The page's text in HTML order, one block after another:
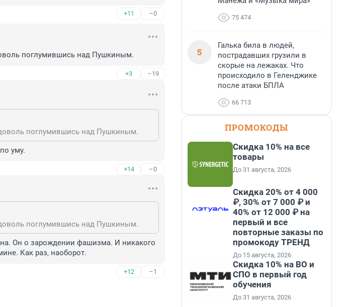
+11 –0
поглумившись над Пушкиным.
+3 –19
поглумившись над Пушкиным.
уму.
+14 –0
поглумившись над Пушкиным.
Он о зарождении фашизма. И никакого
Как раз, наоборот.
+12 –1
75 474
5
Галька била в людей,
пострадавших грузили в
скорые на лежаках. Что
происходило в Геленджике
после атаки БПЛА
66 713
ПРОМОКОДЫ
Скидка 10% на все
товары
До 31 августа, 2026
Скидка 20% от 4 000
₽, 30% от 7 000 ₽ и
40% от 12 000 ₽ на
первый и все
повторные заказы по
промокоду ТРЕНД
До 15 августа, 2026
Скидка 10% на ВО и
СПО в первый год
обучения
До 31 августа, 2026